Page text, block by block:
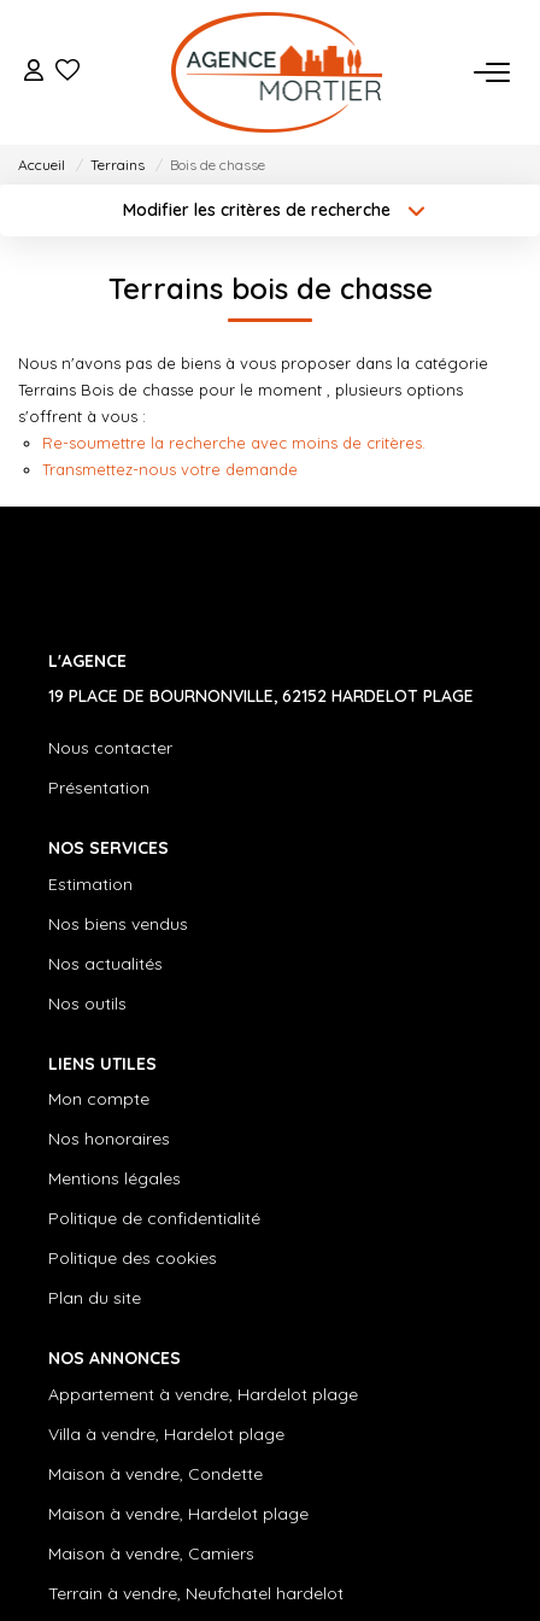
ACHETER
Qui Sommes Nous
Notre Équipe
Nos Actualités
Accueil Terrains Bois de chasse
Modifier les critères de recherche
Plus de critères Créer une alerte
Terrains bois de chasse
Nous n'avons pas de biens à vous proposer dans la catégorie
Terrains Bois de chasse pour le moment , plusieurs options
s'offrent à vous :
Re-soumettre la recherche avec moins de critères.
Transmettez-nous votre demande
L'AGENCE
19 PLACE DE BOURNONVILLE, 62152 HARDELOT PLAGE
Nous contacter
Présentation
NOS SERVICES
Estimation
Nos biens vendus
Nos actualités
Nos outils
LIENS UTILES
Mon compte
Nos honoraires
Mentions légales
Politique de confidentialité
Politique des cookies
Plan du site
NOS ANNONCES
Appartement à vendre, Hardelot plage
Villa à vendre, Hardelot plage
Maison à vendre, Condette
Maison à vendre, Hardelot plage
Maison à vendre, Camiers
Terrain à vendre, Neufchatel hardelot